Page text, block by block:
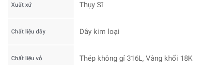
Xuất xứ Thụy Sĩ
Chất liệu dây Dây kim loại
Chất liệu vỏ Thép không gỉ 316L, Vàng khối 18K